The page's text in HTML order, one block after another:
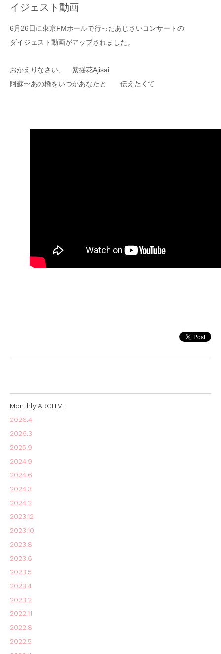
イジェスト動画
6月26日に東京FMホールで行ったあじさいコンサートの
ダイジェスト動画がアップされました。
おかえりなさい、 紫揺花Ajisai
阿蘇〜あの橋をいつかあなたと 伝えたくて
Monthly ARCHIVE
2026.4
2026.3
2025.9
2024.9
2024.6
2024.3
2024.2
2023.12
2023.10
2023.8
2023.6
2023.5
2023.4
2023.2
2022.11
2022.8
2022.5